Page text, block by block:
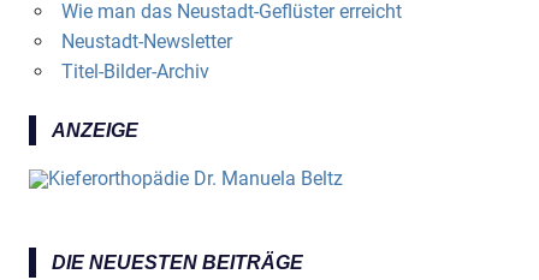
Wie man das Neustadt-Geflüster erreicht
Neustadt-Newsletter
Titel-Bilder-Archiv
ANZEIGE
DIE NEUESTEN BEITRÄGE